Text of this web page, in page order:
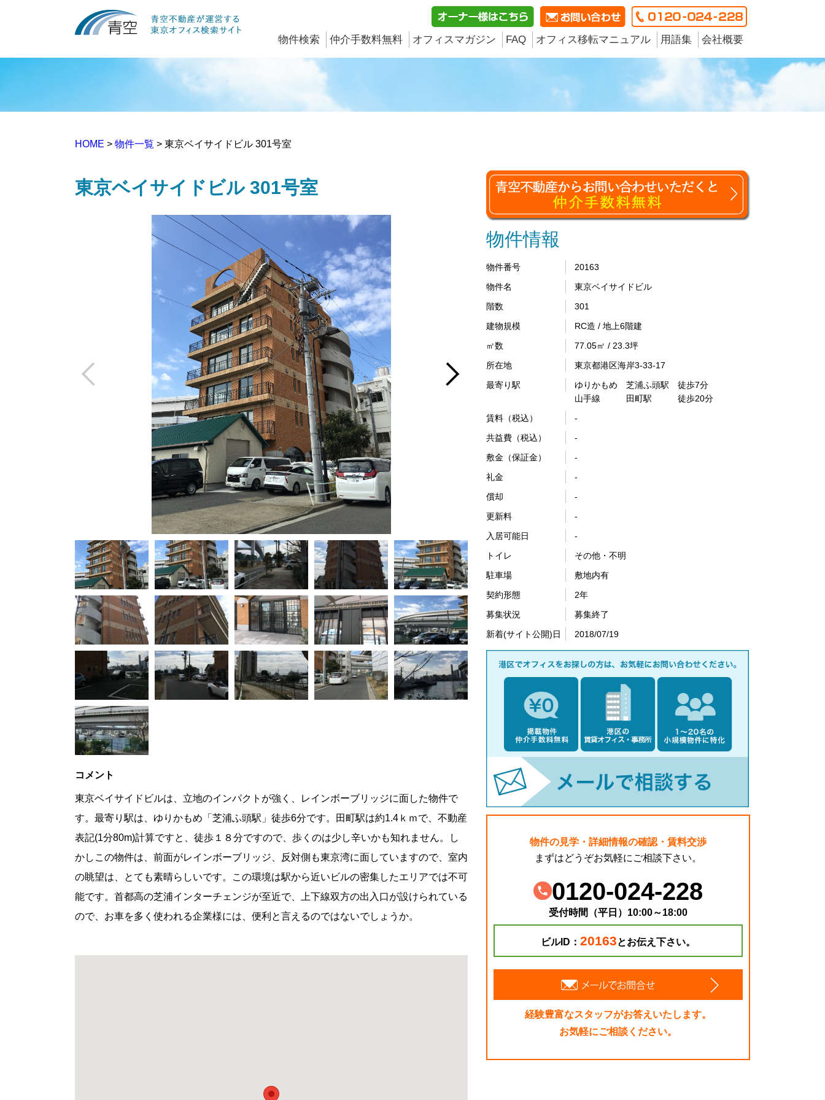
物件検索 仲介手数料無料 オフィスマガジン FAQ オフィス移転マニュアル 用語集 会社概要
HOME > 物件一覧 > 東京ベイサイドビル 301号室
東京ベイサイドビル 301号室
コメント
東京ベイサイドビルは、立地のインパクトが強く、レインボーブリッジに面した物件で
す。最寄り駅は、ゆりかもめ「芝浦ふ頭駅」徒歩6分です。田町駅は約1.4 ｋｍで、不動産
表記(1分80m)計算ですと、徒歩１８分ですので、歩くのは少し辛いかも知れません。し
かしこの物件は、前面がレインボーブリッジ、反対側も東京湾に面していますので、室内
の眺望は、とても素晴らしいです。この環境は駅から近いビルの密集したエリアでは不可
能です。首都高の芝浦インターチェンジが至近で、上下線双方の出入口が設けられている
ので、お車を多く使われる企業様には、便利と言えるのではないでしょうか。
物件情報
物件番号
20163
物件名
東京ベイサイドビル
階数
301
建物規模
RC造 / 地上6階建
㎡数
77.05㎡ / 23.3坪
所在地
東京都港区海岸3-33-17
最寄り駅
ゆりかもめ 芝浦ふ頭駅 徒歩7分
山手線 田町駅 徒歩20分
賃料（税込）
-
共益費（税込）
-
敷金（保証金）
-
礼金
-
償却
-
更新料
-
入居可能日
-
トイレ
その他・不明
駐車場
敷地内有
契約形態
2年
募集状況
募集終了
新着(サイト公開)日
2018/07/19
物件の見学・詳細情報の確認・賃料交渉
まずはどうぞお気軽にご相談下さい。
0120-024-228
受付時間（平日）10:00～18:00
ビルID： 20163とお伝え下さい。
経験豊富なスタッフがお答えいたします。
お気軽にご相談ください。